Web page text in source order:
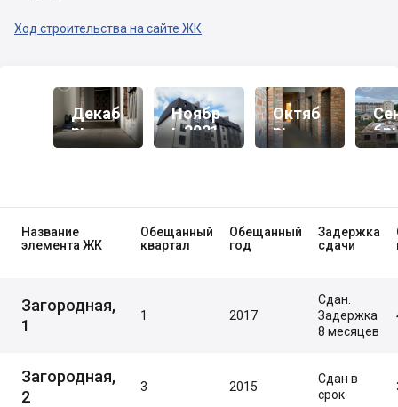
Ход строительства на сайте ЖК
Декаб
Рь
2021
Ноябр
Ь 2021
Октяб
Рь
2021
Название
элемента ЖК
Обещанный
квартал
Обещанный
год
Задержка
сдачи
Загородная,
1
1 2017
Сдан.
Задержка
8 месяцев
Загородная,
2
3 2015
Сдан в
срок